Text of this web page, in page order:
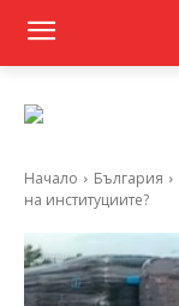
Начало България
на институциите?